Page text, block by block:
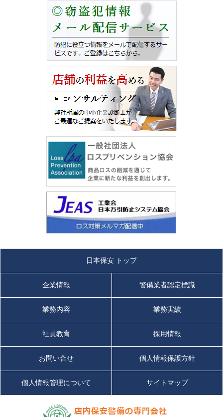
日本保安 トップ
企業情報 警備業者認定標識
業務内容 業務実績
社員教育 採用情報
お問い合せ 個人情報保護方針
個人情報管理について サイトマップ